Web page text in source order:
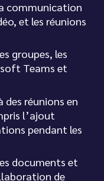
communication
et les réunions
groupes, les
Teams et
réunions en
l’ajout
pendant les
documents et
de